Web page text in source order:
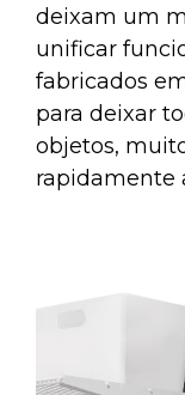
deixam um
unificar
fabricados
para deixar
objetos,
rapidamente